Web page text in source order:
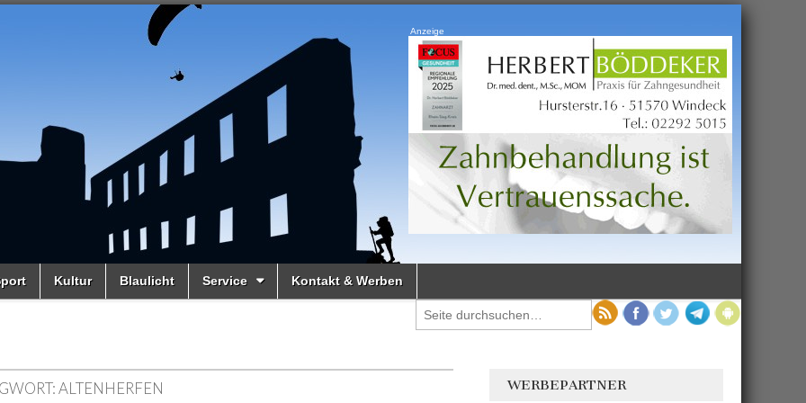
Anzeige
Kultur Blaulicht Service Kontakt & Werben
ALTENHERFEN WERBEPARTNER